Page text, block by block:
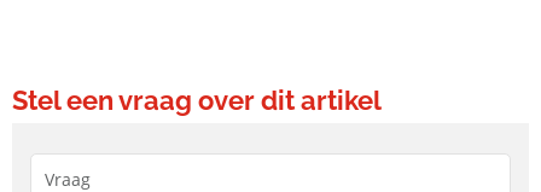
Stel een vraag over dit artikel